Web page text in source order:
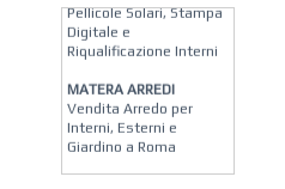
Pellicole Solari, Stampa
Digitale e
Riqualificazione Interni
MATERA ARREDI
Vendita Arredo per
Interni, Esterni e
Giardino a Roma